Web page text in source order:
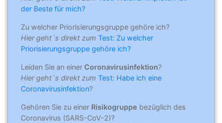
der Beste für mich?
Zu welcher Priorisierungsgruppe gehöre ich?
Hier geht´s direkt zum Test: Zu welcher
Priorisierungsgruppe gehöre ich?
Leiden Sie an einer Coronavirusinfektion?
Hier geht´s direkt zum Test: Habe ich eine
Coronavirusinfektion?
Gehören Sie zu einer Risikogruppe bezüglich des
Coronavirus (SARS-CoV-2)?